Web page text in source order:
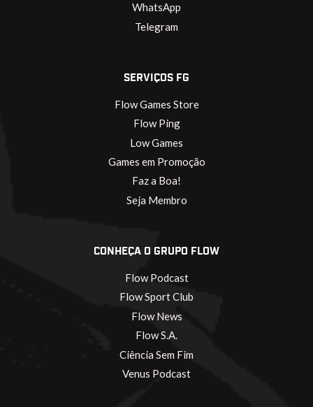
WhatsApp
Telegram
SERVIÇOS FG
Flow Games Store
Flow Ping
Low Games
Games em Promoção
Faz a Boa!
Seja Membro
CONHEÇA O GRUPO FLOW
Flow Podcast
Flow Sport Club
Flow News
Flow S.A.
Ciência Sem Fim
Venus Podcast